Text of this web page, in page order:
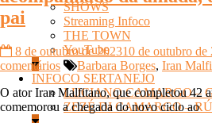
SHOWS
Streaming Infoco
THE TOWN
YouTube
INFOCO SERTANEJO
LUCIANO CAMARGO –
ZEZÉ DI CAMARGO –
pai
8 de outubro de 202310 de outubro de
comentários
Barbara Borges, Iran
O ator Iran Malfitano, que completou 42
comemorou a chegada do novo ciclo ao